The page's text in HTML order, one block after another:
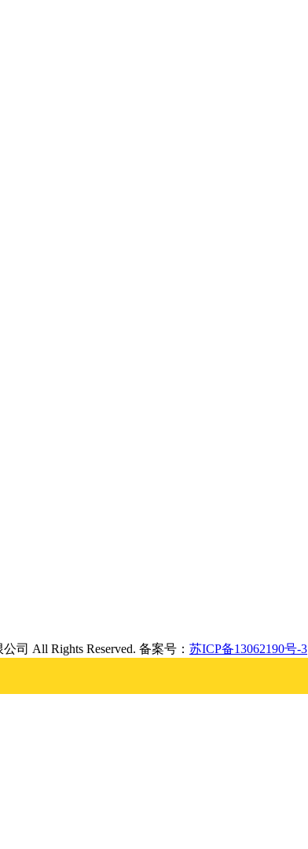
司 All Rights Reserved. 备案号： 苏ICP备13062190号-3